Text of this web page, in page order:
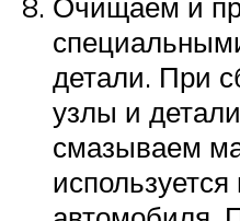
детали. При
узлы и
смазываем